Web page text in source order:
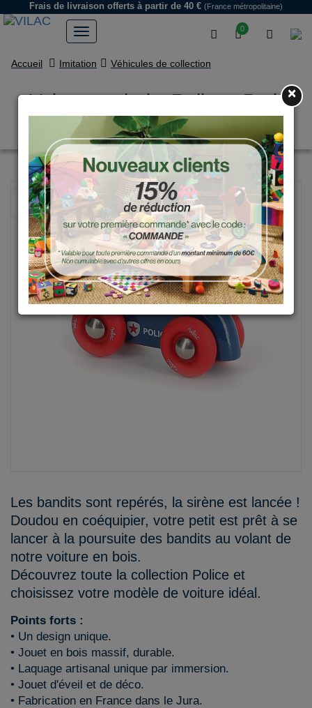
0
Frais de livraison offerts à partir de 40 € (France métropolitaine)
Accueil Imitation Véhicules de collection
Voiture en bois, Rallye - Petit
modèle police
Les bandits sont repérés, la sirène est lancée !
Doudou en coéquipier, votre petit est prêt à se
lancer à la poursuite des bandits au volant de
notre voiture en bois.
Découvrez toute la collection Police et
choisissez votre modèle de voiture idéal.
Points forts :
• Un design unique.
• Jouet en bois massif, durable.
• Laquage artisanal unique par immersion.
• Jouet d'éveil et de déco.
• Fabrication en France dans le Jura.
×